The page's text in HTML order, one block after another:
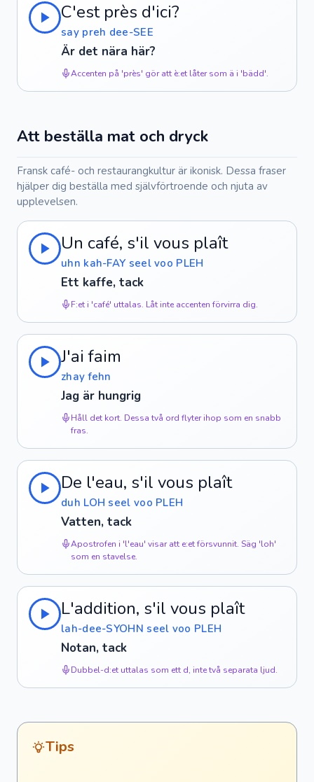
C'est près d'ici?
say preh dee-SEE
Är det nära här?
Accenten på 'près' gör att è:et låter som ä i 'bädd'.
Att beställa mat och dryck
Fransk café- och restaurangkultur är ikonisk. Dessa fraser
hjälper dig beställa med självförtroende och njuta av
upplevelsen.
Un café, s'il vous plaît
uhn kah-FAY seel voo PLEH
Ett kaffe, tack
F:et i 'café' uttalas. Låt inte accenten förvirra dig.
J'ai faim
zhay fehn
Jag är hungrig
Håll det kort. Dessa två ord flyter ihop som en snabb
fras.
De l'eau, s'il vous plaît
duh LOH seel voo PLEH
Vatten, tack
Apostrofen i 'l'eau' visar att e:et försvunnit. Säg 'loh'
som en stavelse.
L'addition, s'il vous plaît
lah-dee-SYOHN seel voo PLEH
Notan, tack
Dubbel-d:et uttalas som ett d, inte två separata ljud.
Tips